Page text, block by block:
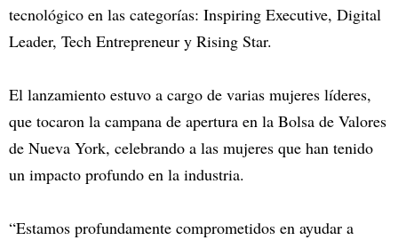
tecnológico en las categorías: Inspiring Executive, Digital
Leader, Tech Entrepreneur y Rising Star.
El lanzamiento estuvo a cargo de varias mujeres líderes,
que tocaron la campana de apertura en la Bolsa de Valores
de Nueva York, celebrando a las mujeres que han tenido
un impacto profundo en la industria.
“Estamos profundamente comprometidos en ayudar a